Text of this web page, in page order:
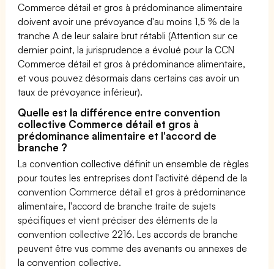
Commerce détail et gros à prédominance alimentaire
doivent avoir une prévoyance d'au moins 1,5 % de la
tranche A de leur salaire brut rétabli (Attention sur ce
dernier point, la jurisprudence a évolué pour la CCN
Commerce détail et gros à prédominance alimentaire,
et vous pouvez désormais dans certains cas avoir un
taux de prévoyance inférieur).
Quelle est la différence entre convention
collective Commerce détail et gros à
prédominance alimentaire et l'accord de
branche ?
La convention collective définit un ensemble de règles
pour toutes les entreprises dont l'activité dépend de la
convention Commerce détail et gros à prédominance
alimentaire, l'accord de branche traite de sujets
spécifiques et vient préciser des éléments de la
convention collective 2216. Les accords de branche
peuvent être vus comme des avenants ou annexes de
la convention collective.